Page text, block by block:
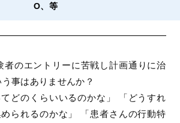
O、等
者のエントリーに苦戦し計画通りに治
事はありませんか？
てどのくらいいるのかな」 「どうすれ
られるのかな」 「患者さんの行動特